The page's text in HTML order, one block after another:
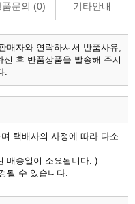
품문의 (0) 기타안내
매자와 연락하셔서 반품사유,
후 반품상품을 발송해 주시
.
택배사의 사정에 따라 다소
배송일이 소요됩니다. )
될 수 있습니다.